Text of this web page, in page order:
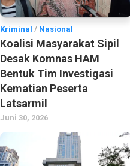
Kriminal / Nasional
Koalisi Masyarakat Sipil
Desak Komnas HAM
Bentuk Tim Investigasi
Kematian Peserta
Latsarmil
Juni 30, 2026